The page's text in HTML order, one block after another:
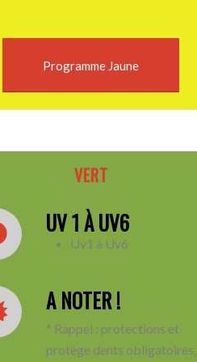
Programme Jaune
VERT
UV 1 À UV6
Uv1 à Uv6
A NOTER !
* Rappel : protections et
protège dents obligatoires,